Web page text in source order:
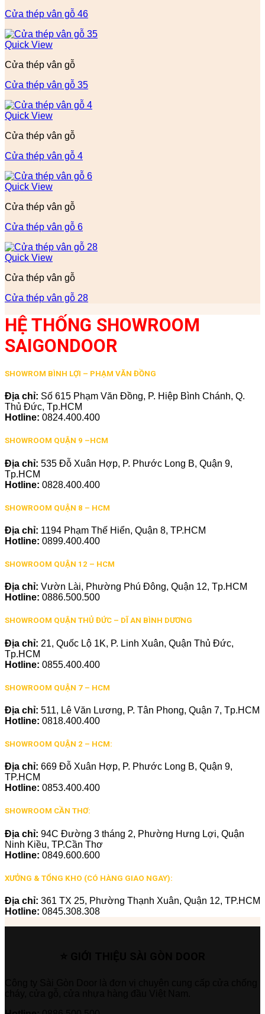
Cửa thép vân gỗ 46
Quick View
Cửa thép vân gỗ
Cửa thép vân gỗ 35
Quick View
Cửa thép vân gỗ
Cửa thép vân gỗ 4
Quick View
Cửa thép vân gỗ
Cửa thép vân gỗ 6
Quick View
Cửa thép vân gỗ
Cửa thép vân gỗ 28
HỆ THỐNG SHOWROOM
SAIGONDOOR
SHOWROM BÌNH LỢI – PHẠM VĂN ĐỒNG
Địa chỉ: Số 615 Phạm Văn Đồng, P. Hiệp Bình Chánh, Q.
Thủ Đức, Tp.HCM
Hotline: 0824.400.400
SHOWROOM QUẬN 9 –HCM
Địa chỉ: 535 Đỗ Xuân Hợp, P. Phước Long B, Quận 9,
Tp.HCM
Hotline: 0828.400.400
SHOWROOM QUẬN 8 – HCM
Địa chỉ: 1194 Phạm Thế Hiển, Quận 8, TP.HCM
Hotline: 0899.400.400
SHOWROOM QUẬN 12 – HCM
Địa chỉ: Vườn Lài, Phường Phú Đông, Quận 12, Tp.HCM
Hotline: 0886.500.500
SHOWROOM QUẬN THỦ ĐỨC – DĨ AN BÌNH DƯƠNG
Địa chỉ: 21, Quốc Lộ 1K, P. Linh Xuân, Quận Thủ Đức,
Tp.HCM
Hotline: 0855.400.400
SHOWROOM QUẬN 7 – HCM
Địa chỉ: 511, Lê Văn Lương, P. Tân Phong, Quận 7, Tp.HCM
Hotline: 0818.400.400
SHOWROOM QUẬN 2 – HCM:
Địa chỉ: 669 Đỗ Xuân Hợp, P. Phước Long B, Quận 9,
TP.HCM
Hotline: 0853.400.400
SHOWROOM CẦN THƠ:
Địa chỉ: 94C Đường 3 tháng 2, Phường Hưng Lợi, Quận
Ninh Kiều, TP.Cần Thơ
Hotline: 0849.600.600
XƯỞNG & TỔNG KHO (CÓ HÀNG GIAO NGAY):
Địa chỉ: 361 TX 25, Phường Thạnh Xuân, Quận 12, TP.HCM
Hotline: 0845.308.308